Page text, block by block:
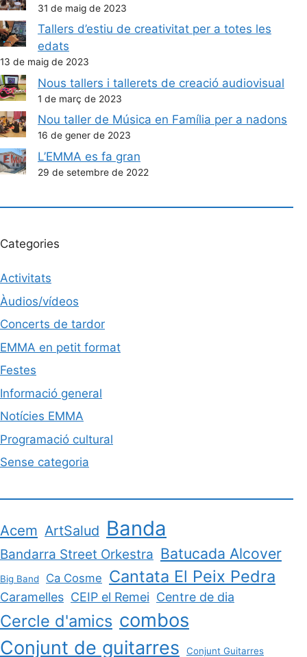
31 de maig de 2023
Tallers d’estiu de creativitat per a totes les
edats
13 de maig de 2023
Nous tallers i tallerets de creació audiovisual
1 de març de 2023
Nou taller de Música en Família per a nadons
16 de gener de 2023
L’EMMA es fa gran
29 de setembre de 2022
Categories
Activitats
Àudios/vídeos
Concerts de tardor
EMMA en petit format
Festes
Informació general
Notícies EMMA
Programació cultural
Sense categoria
Acem ArtSalud Banda
Bandarra Street Orkestra Batucada Alcover
Big Band Ca Cosme Cantata El Peix Pedra
Caramelles CEIP el Remei Centre de dia
Cercle d'amics combos
Conjunt de guitarres Conjunt Guitarres